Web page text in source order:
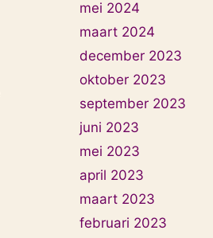
mei 2024
maart 2024
december 2023
oktober 2023
september 2023
juni 2023
mei 2023
april 2023
maart 2023
februari 2023